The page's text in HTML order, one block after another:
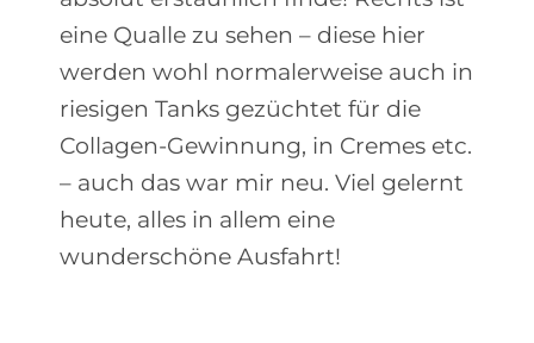
eine Qualle zu sehen – diese hier
werden wohl normalerweise auch in
riesigen Tanks gezüchtet für die
Collagen-Gewinnung, in Cremes etc.
– auch das war mir neu. Viel gelernt
heute, alles in allem eine
wunderschöne Ausfahrt!